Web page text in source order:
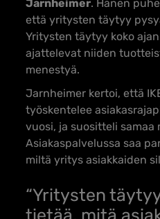
Jarnheimer. Hänen
että yritysten täytyy
Yritysten täytyy koko
ajattelevat niiden
menestyä.
Jarnheimer kertoi, että
työskentelee
vuosi, ja suositteli samaa
Asiakaspalvelussa saa
miltä yritys asiakkaiden
“Yritysten